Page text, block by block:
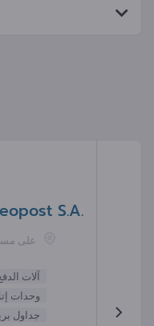
S.A.
على
آلات
وحدات
جداول